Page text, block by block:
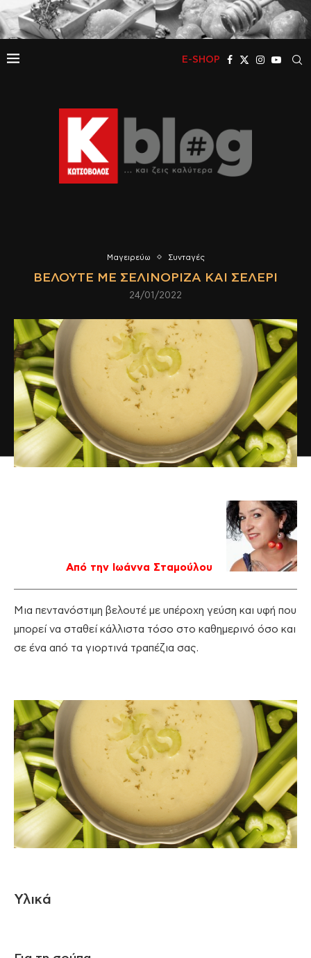
E-SHOP
Μαγειρεύω Συνταγές
ΒΕΛΟΥΤΈ ΜΕ ΣΕΛΙΝΌΡΙΖΑ ΚΑΙ ΣΈΛΕΡΙ
24/01/2022
Από την Ιωάννα Σταμούλου
Μια πεντανόστιμη βελουτέ με υπέροχη γεύση και υφή που
μπορεί να σταθεί κάλλιστα τόσο στο καθημερινό όσο και
σε ένα από τα γιορτινά τραπέζια σας.
Υλικά